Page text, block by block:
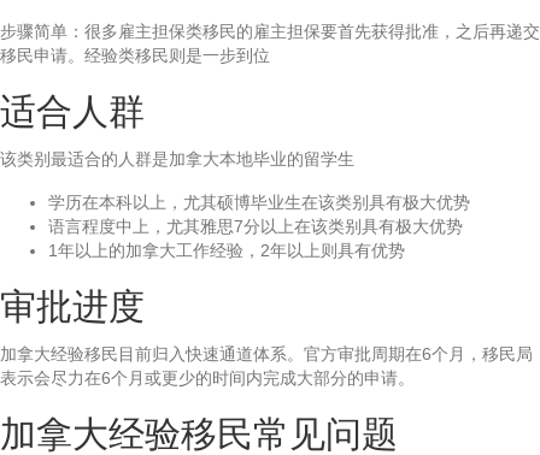
步骤简单：很多雇主担保类移民的雇主担保要首先获得批准，之后再递交
移民申请。经验类移民则是一步到位
适合人群
该类别最适合的人群是加拿大本地毕业的留学生
学历在本科以上，尤其硕博毕业生在该类别具有极大优势
语言程度中上，尤其雅思7分以上在该类别具有极大优势
1年以上的加拿大工作经验，2年以上则具有优势
审批进度
加拿大经验移民目前归入快速通道体系。官方审批周期在6个月，移民局
表示会尽力在6个月或更少的时间内完成大部分的申请。
加拿大经验移民常见问题